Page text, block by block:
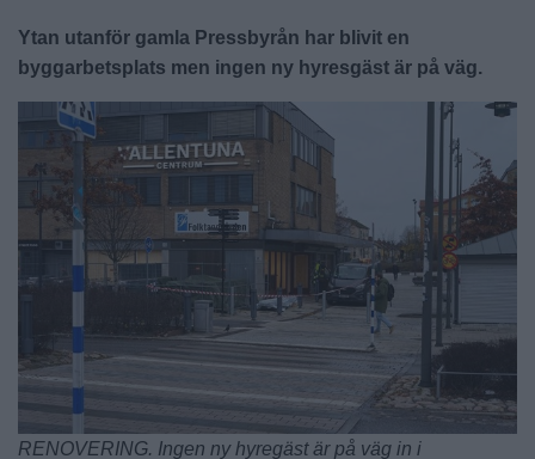
Ytan utanför gamla Pressbyrån har blivit en
byggarbetsplats men ingen ny hyresgäst är på väg.
RENOVERING. Ingen ny hyregäst är på väg in i